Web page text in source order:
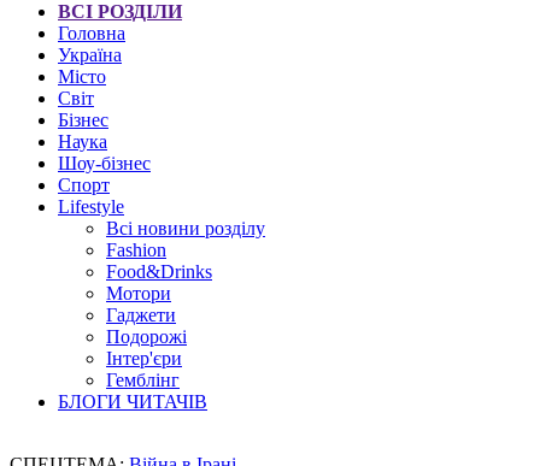
ВСІ РОЗДІЛИ
Головна
Україна
Місто
Світ
Бізнес
Наука
Шоу-бізнес
Спорт
Lifestyle
Всі новини розділу
Fashion
Food&Drinks
Мотори
Гаджети
Подорожі
Інтер'єри
Гемблінг
БЛОГИ ЧИТАЧІВ